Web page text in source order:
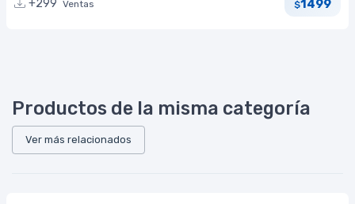
+299 Ventas $1499
Productos de la misma categoría
Ver más relacionados